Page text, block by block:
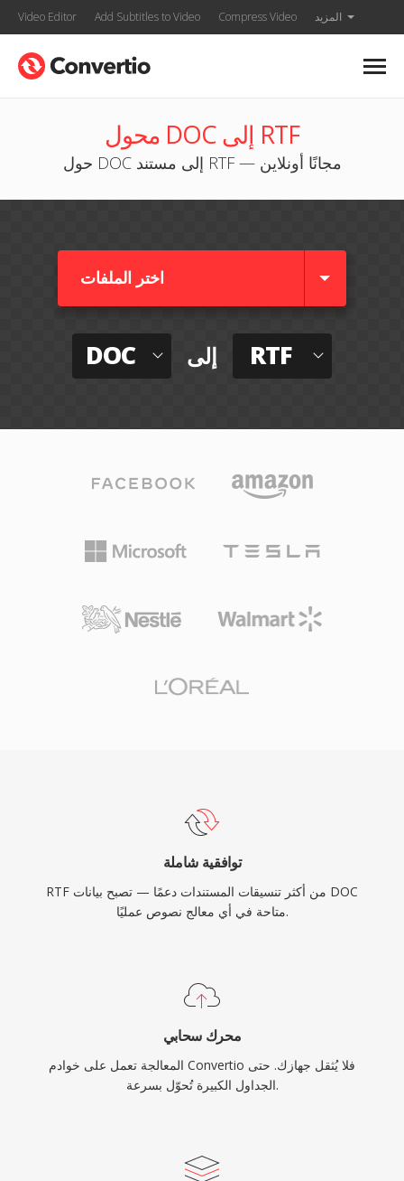
Video Editor Add Subtitles to Video Compress Video المزيد
محول DOC إلى RTF
حول DOC إلى مستند RTF — مجانًا أونلاين
اختر الملفات
DOC إلى RTF
توافقية شاملة
RTF من أكثر تنسيقات المستندات دعمًا — تصبح بيانات DOC
متاحة في أي معالج نصوص عمليًا.
محرك سحابي
المعالجة تعمل على خوادم Convertio فلا يُثقل جهازك. حتى
الجداول الكبيرة تُحوّل بسرعة.